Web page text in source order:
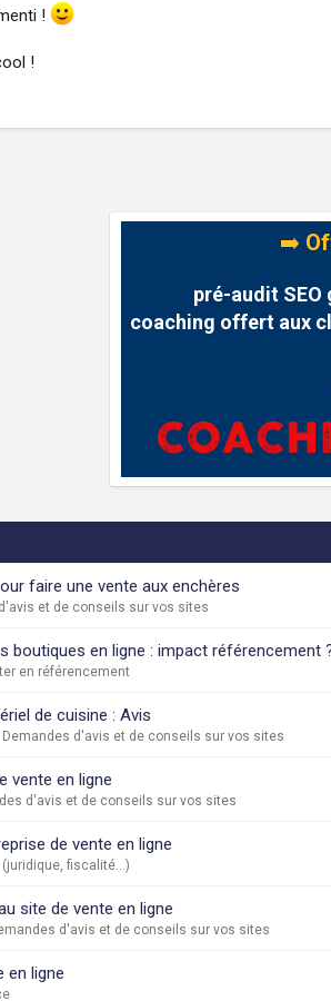
!
!
➡️
pré-audit SEO
coaching offert aux
faire une vente aux enchères
et de conseils sur vos sites
boutiques en ligne : impact référencement
en référencement
de cuisine : Avis
Demandes d'avis et de conseils sur vos sites
vente en ligne
d'avis et de conseils sur vos sites
de vente en ligne
(juridique, fiscalité...)
site de vente en ligne
d'avis et de conseils sur vos sites
en ligne